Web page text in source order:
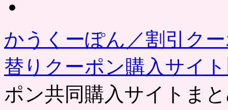
かうくーぽん／割引ク
替りクーポン購入サイ
ポン共同購入サイトま